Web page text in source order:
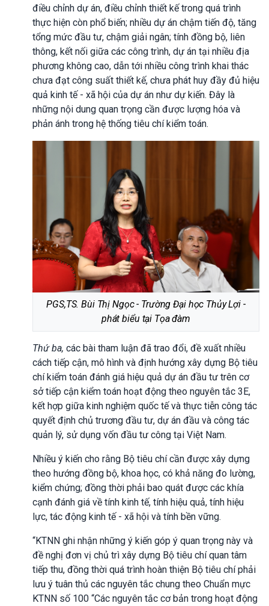
điều chỉnh dự án, điều chỉnh thiết kế trong quá trình
thực hiện còn phổ biến; nhiều dự án chậm tiến độ, tăng
tổng mức đầu tư, chậm giải ngân; tính đồng bộ, liên
thông, kết nối giữa các công trình, dự án tại nhiều địa
phương không cao, dẫn tới nhiều công trình khai thác
chưa đạt công suất thiết kế, chưa phát huy đầy đủ hiệu
quả kinh tế - xã hội của dự án như dự kiến. Đây là
những nội dung quan trọng cần được lượng hóa và
phản ánh trong hệ thống tiêu chí kiểm toán.
PGS,TS. Bùi Thị Ngọc - Trường Đại học Thủy Lợi -
phát biểu tại Tọa đàm
Thứ ba, các bài tham luận đã trao đổi, đề xuất nhiều
cách tiếp cận, mô hình và định hướng xây dựng Bộ tiêu
chí kiểm toán đánh giá hiệu quả dự án đầu tư trên cơ
sở tiếp cận kiểm toán hoạt động theo nguyên tắc 3E,
kết hợp giữa kinh nghiệm quốc tế và thực tiễn công tác
quyết định chủ trương đầu tư, dự án đầu và công tác
quản lý, sử dụng vốn đầu tư công tại Việt Nam.
Nhiều ý kiến cho rằng Bộ tiêu chí cần được xây dựng
theo hướng đồng bộ, khoa học, có khả năng đo lường,
kiểm chứng; đồng thời phải bao quát được các khía
cạnh đánh giá về tính kinh tế, tính hiệu quả, tính hiệu
lực, tác động kinh tế - xã hội và tính bền vững.
“KTNN ghi nhận những ý kiến góp ý quan trọng này và
đề nghị đơn vị chủ trì xây dựng Bộ tiêu chí quan tâm
tiếp thu, đồng thời quá trình hoàn thiện Bộ tiêu chí phải
lưu ý tuân thủ các nguyên tắc chung theo Chuẩn mực
KTNN số 100 “Các nguyên tắc cơ bản trong hoạt động